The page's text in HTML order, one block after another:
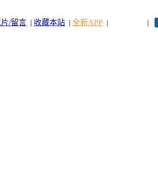
/留言 | 收藏本站 | 全新APP | |